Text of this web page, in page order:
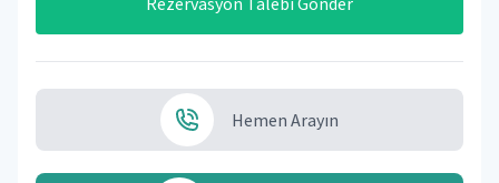
Hemen Arayın